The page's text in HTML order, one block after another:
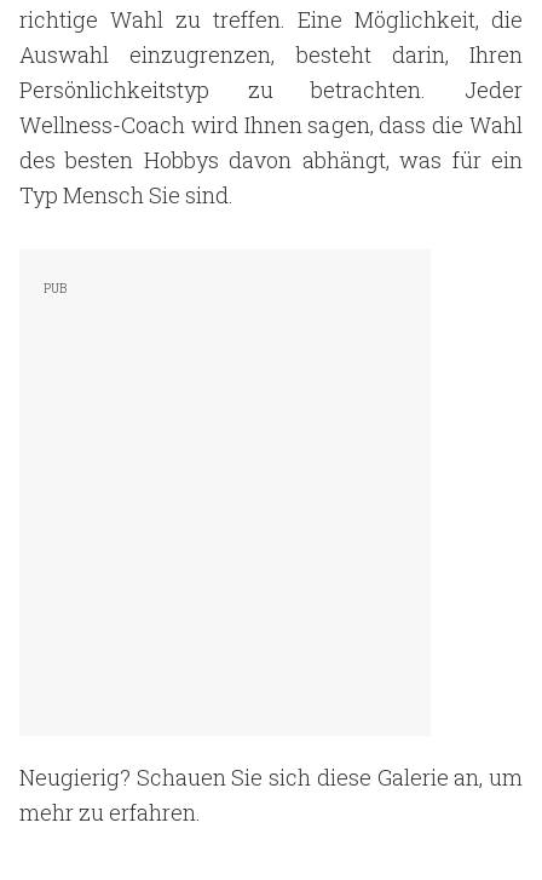
richtige Wahl zu treffen. Eine Möglichkeit, die
Auswahl einzugrenzen, besteht darin, Ihren
Persönlichkeitstyp zu betrachten. Jeder
Wellness-Coach wird Ihnen sagen, dass die Wahl
des besten Hobbys davon abhängt, was für ein
Typ Mensch Sie sind.
Neugierig? Schauen Sie sich diese Galerie an, um
mehr zu erfahren.